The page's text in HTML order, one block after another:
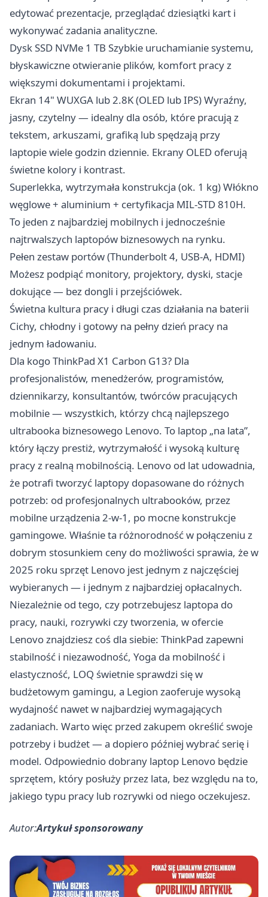
edytować prezentacje, przeglądać dziesiątki kart i
wykonywać zadania analityczne.
Dysk SSD NVMe 1 TB Szybkie uruchamianie systemu,
błyskawiczne otwieranie plików, komfort pracy z
większymi dokumentami i projektami.
Ekran 14" WUXGA lub 2.8K (OLED lub IPS) Wyraźny,
jasny, czytelny — idealny dla osób, które pracują z
tekstem, arkuszami, grafiką lub spędzają przy
laptopie wiele godzin dziennie. Ekrany OLED oferują
świetne kolory i kontrast.
Superlekka, wytrzymała konstrukcja (ok. 1 kg) Włókno
węglowe + aluminium + certyfikacja MIL-STD 810H.
To jeden z najbardziej mobilnych i jednocześnie
najtrwalszych laptopów biznesowych na rynku.
Pełen zestaw portów (Thunderbolt 4, USB-A, HDMI)
Możesz podpiąć monitory, projektory, dyski, stacje
dokujące — bez dongli i przejściówek.
Świetna kultura pracy i długi czas działania na baterii
Cichy, chłodny i gotowy na pełny dzień pracy na
jednym ładowaniu.
Dla kogo ThinkPad X1 Carbon G13? Dla
profesjonalistów, menedżerów, programistów,
dziennikarzy, konsultantów, twórców pracujących
mobilnie — wszystkich, którzy chcą najlepszego
ultrabooka biznesowego Lenovo. To laptop „na lata”,
który łączy prestiż, wytrzymałość i wysoką kulturę
pracy z realną mobilnością. Lenovo od lat udowadnia,
że potrafi tworzyć laptopy dopasowane do różnych
potrzeb: od profesjonalnych ultrabooków, przez
mobilne urządzenia 2-w-1, po mocne konstrukcje
gamingowe. Właśnie ta różnorodność w połączeniu z
dobrym stosunkiem ceny do możliwości sprawia, że w
2025 roku sprzęt Lenovo jest jednym z najczęściej
wybieranych — i jednym z najbardziej opłacalnych.
Niezależnie od tego, czy potrzebujesz laptopa do
pracy, nauki, rozrywki czy tworzenia, w ofercie
Lenovo znajdziesz coś dla siebie: ThinkPad zapewni
stabilność i niezawodność, Yoga da mobilność i
elastyczność, LOQ świetnie sprawdzi się w
budżetowym gamingu, a Legion zaoferuje wysoką
wydajność nawet w najbardziej wymagających
zadaniach. Warto więc przed zakupem określić swoje
potrzeby i budżet — a dopiero później wybrać serię i
model. Odpowiednio dobrany laptop Lenovo będzie
sprzętem, który posłuży przez lata, bez względu na to,
jakiego typu pracy lub rozrywki od niego oczekujesz.
Autor:Artykuł sponsorowany